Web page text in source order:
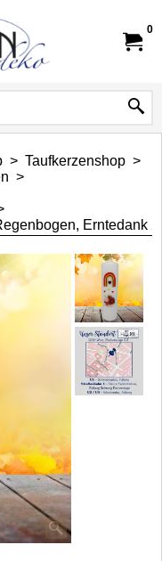
0
> Taufkerzenshop >
>
Erntedank